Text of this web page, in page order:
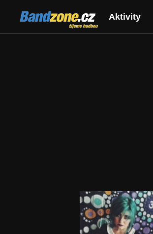
Bandzone.cz
žijeme hudbou
Aktivity